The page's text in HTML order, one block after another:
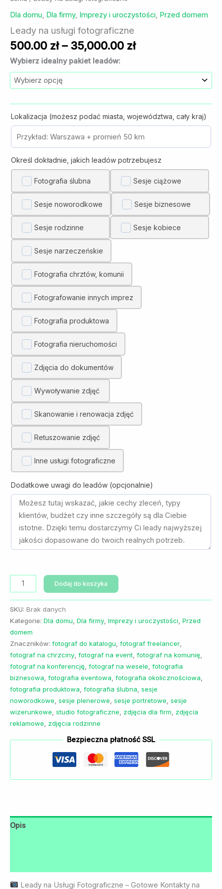
Dla domu Dla firmy, Imprezy i uroczystości Przed domem
Leady na usługi fotograficzne
500.00 zł – 35,000.00 złZakres
do
35,000.00 zł
Wybierz idealny pakiet leadów:
Lokalizacja (możesz podać miasta, województwa, cały kraj)
Określ dokładnie, jakich leadów potrzebujesz
Fotografia ślubna Sesje ciążowe
Sesje noworodkowe Sesje biznesowe
Sesje rodzinne Sesje kobiece
Sesje narzeczeńskie
Fotografia chrztów, komunii
Fotografowanie innych imprez
Fotografia produktowa
Fotografia nieruchomości
Zdjęcia do dokumentów
Wywoływanie zdjęć
Skanowanie i renowacja zdjęć
Retuszowanie zdjęć
Inne usługi fotograficzne
Dodatkowe uwagi do leadów (opcjonalnie)
ilość
Leady
na
usługi
fotograficzne
Dodaj do koszyka
SKU: Brak danych
Kategorie: Dla domu Dla firmy Imprezy i uroczystości Przed
domem
Znaczników: fotograf do katalogu fotograf freelancer
fotograf na chrzciny fotograf na event fotograf na komunię
fotograf na konferencję fotograf na wesele fotografia
biznesowa fotografia eventowa fotografia okolicznościowa
fotografia produktowa fotografia ślubna sesje
noworodkowe sesje plenerowe sesje portretowe sesje
wizerunkowe studio fotograficzne zdjęcia dla firm
zdjęcia
reklamowe
zdjęcia rodzinne
Bezpieczna płatność SSL
Opis
Leady na Usługi Fotograficzne – Gotowe Kontakty na